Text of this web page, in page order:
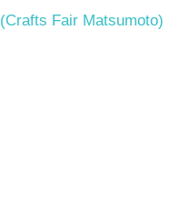
(Crafts Fair Matsumoto)